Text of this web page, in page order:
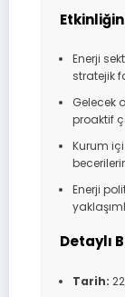
Enerji
stratejik
Gelecek
proaktif
Kurum
Enerji
Detaylı
Tarih: